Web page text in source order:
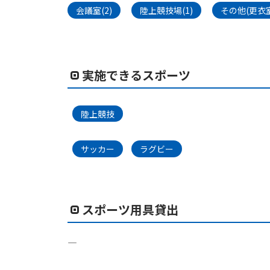
会議室(2) 陸上競技場(1) その他(更衣
実施できるスポーツ
陸上競技
サッカー ラグビー
スポーツ用具貸出
―